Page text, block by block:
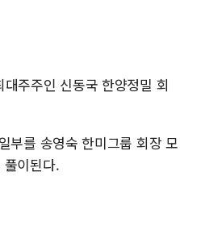
주주인 신동국 한양정밀 회
부를 송영숙 한미그룹 회장 모
이된다.